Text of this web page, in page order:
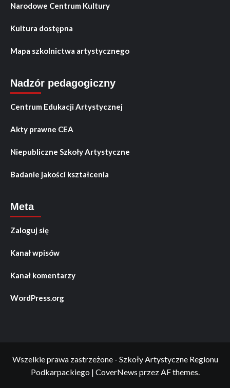
Narodowe Centrum Kultury
Kultura dostępna
Mapa szkolnictwa artystycznego
Nadzór pedagogiczny
Centrum Edukacji Artystycznej
Akty prawne CEA
Niepubliczne Szkoły Artystyczne
Badanie jakości kształcenia
Meta
Zaloguj się
Kanał wpisów
Kanał komentarzy
WordPress.org
Wszelkie prawa zastrzeżone - Szkoły Artystyczne Regionu
Podkarpackiego | CoverNews przez AF themes.